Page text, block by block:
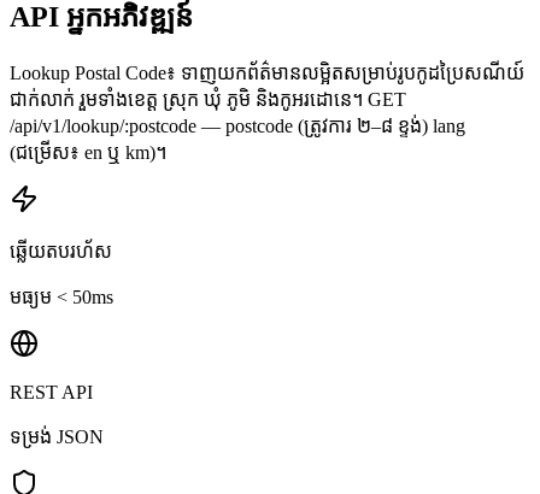
API អ្នកអភិវឌ្ឍន៍
Lookup Postal Code៖ ទាញយកព័ត៌មានលម្អិតសម្រាប់រូបកូដប្រៃសណីយ៍
ជាក់លាក់ រួមទាំងខេត្ត ស្រុក ឃុំ ភូមិ និងកូអរដោនេ។ GET
/api/v1/lookup/:postcode — postcode (ត្រូវការ ២–៨ ខ្ទង់) lang
(ជម្រើស៖ en ឬ km)។
ឆ្លើយតបរហ័ស
មធ្យម < 50ms
REST API
ទម្រង់ JSON